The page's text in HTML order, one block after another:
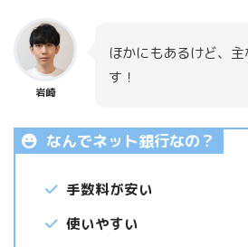
岩崎
ほかにもあるけど、
す！
なんでネット銀行なの？
手数料が安い
使いやすい